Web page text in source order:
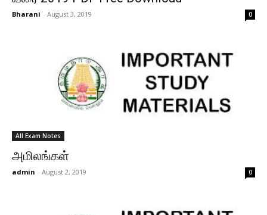
Bharani - August 3, 2019 0
All Exam Notes
அமிலங்கள்
admin - August 2, 2019 0